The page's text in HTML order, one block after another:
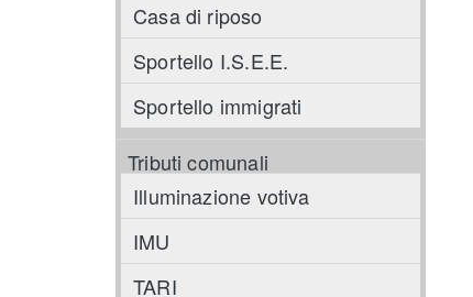
Casa di riposo
Sportello I.S.E.E.
Sportello immigrati
Tributi comunali
Illuminazione votiva
IMU
TARI